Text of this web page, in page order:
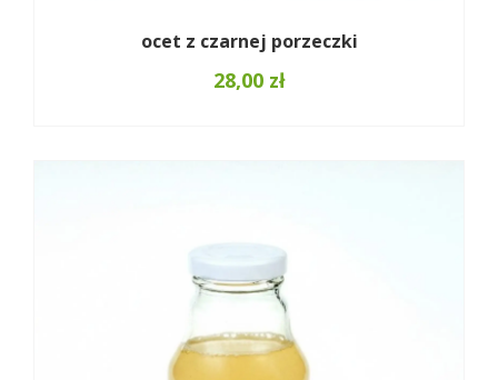
ocet z czarnej porzeczki
28,00 zł